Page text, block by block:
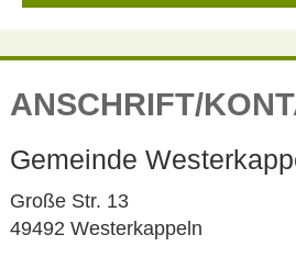
ANSCHRIFT/
Gemeinde
Große Str. 13
49492 Westerkappeln